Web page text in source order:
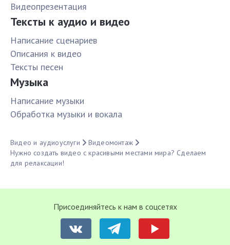
Видеопрезентация
Тексты к аудио и видео
Написание сценариев
Описания к видео
Тексты песен
Музыка
Написание музыки
Обработка музыки и вокала
Видео и аудиоуслуги
Видеомонтаж
Нужно создать видео с красивыми местами мира? Сделаем
для релаксации!
Присоединяйтесь к нам в соцсетях